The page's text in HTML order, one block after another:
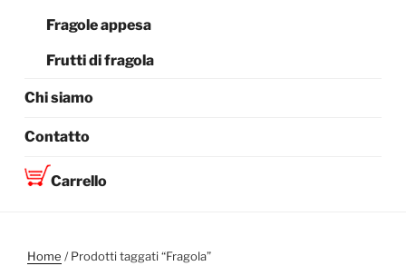
Fragole appesa
Frutti di fragola
Chi siamo
Contatto
Carrello
Home / Prodotti taggati “Fragola”